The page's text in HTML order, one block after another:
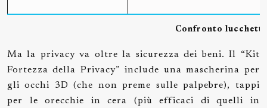
Confronto
Ma la privacy va oltre la sicurezza dei beni. Il “Kit
Fortezza della Privacy” include una mascherina per
gli occhi 3D (che non preme sulle palpebre), tappi
per le orecchie in cera (più efficaci di quelli in